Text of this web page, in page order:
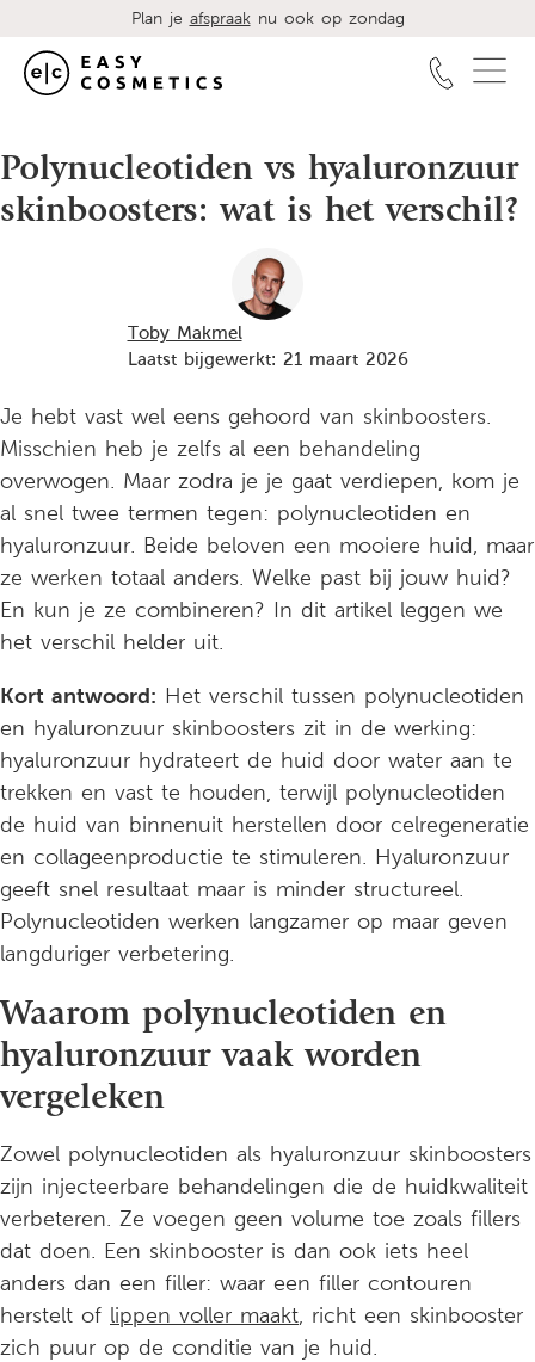
Plan je afspraaknu ook op zondag
Polynucleotiden vs hyaluronzuur
skinboosters: wat is het verschil?
Toby Makmel
Laatst bijgewerkt: 21 maart 2026
Je hebt vast wel eens gehoord van skinboosters.
Misschien heb je zelfs al een behandeling
overwogen. Maar zodra je je gaat verdiepen, kom je
al snel twee termen tegen: polynucleotiden en
hyaluronzuur. Beide beloven een mooiere huid, maar
ze werken totaal anders. Welke past bij jouw huid?
En kun je ze combineren? In dit artikel leggen we
het verschil helder uit.
Kort antwoord: Het verschil tussen polynucleotiden
en hyaluronzuur skinboosters zit in de werking:
hyaluronzuur hydrateert de huid door water aan te
trekken en vast te houden, terwijl polynucleotiden
de huid van binnenuit herstellen door celregeneratie
en collageenproductie te stimuleren. Hyaluronzuur
geeft snel resultaat maar is minder structureel.
Polynucleotiden werken langzamer op maar geven
langduriger verbetering.
Waarom polynucleotiden en
hyaluronzuur vaak worden
vergeleken
Zowel polynucleotiden als hyaluronzuur skinboosters
zijn injecteerbare behandelingen die de huidkwaliteit
verbeteren. Ze voegen geen volume toe zoals fillers
dat doen. Een skinbooster is dan ook iets heel
anders dan een filler: waar een filler contouren
herstelt of lippen voller maakt, richt een skinbooster
zich puur op de conditie van je huid.